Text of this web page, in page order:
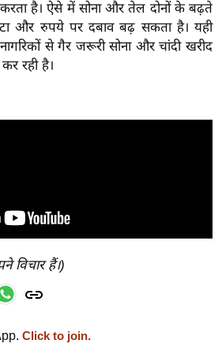
है। ऐसे में सोना और तेल दोनों के बढ़ते
और रुपये पर दबाव बढ़ सकता है। यही
से गैर जरूरी सोना और चांदी खरीद
रही है।
हैं।)
Click to join.